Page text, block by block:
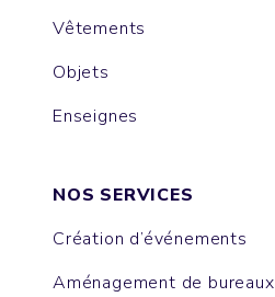
Vêtements
Objets
Enseignes
NOS SERVICES
Création d’événements
Aménagement de bureaux